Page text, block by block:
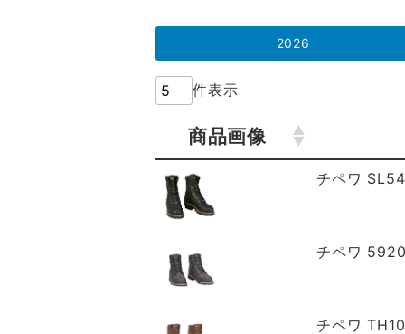
2026
件表示
商品画像
商品画像
チペワ
チペワ
チペワ